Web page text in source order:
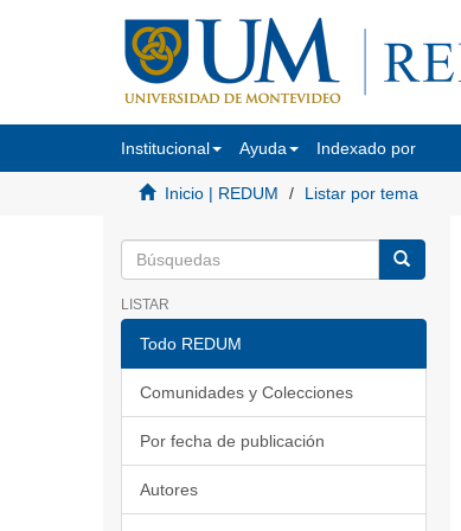
Institucional Ayuda Indexado por
Inicio | REDUM Listar por tema
LISTAR
Todo REDUM
Comunidades y Colecciones
Por fecha de publicación
Autores